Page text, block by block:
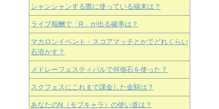
シャンシャンする際に使っている端末は？
ライブ報酬で「R」が出る確率は？
マカロンイベント・スコアマッチとかでどれくらい
石溶かす？
メドレーフェスティバルで何個石を使った？
スクフェスにこれまで課金した金額は？
あなたのN（モブキャラ）の使い道は？